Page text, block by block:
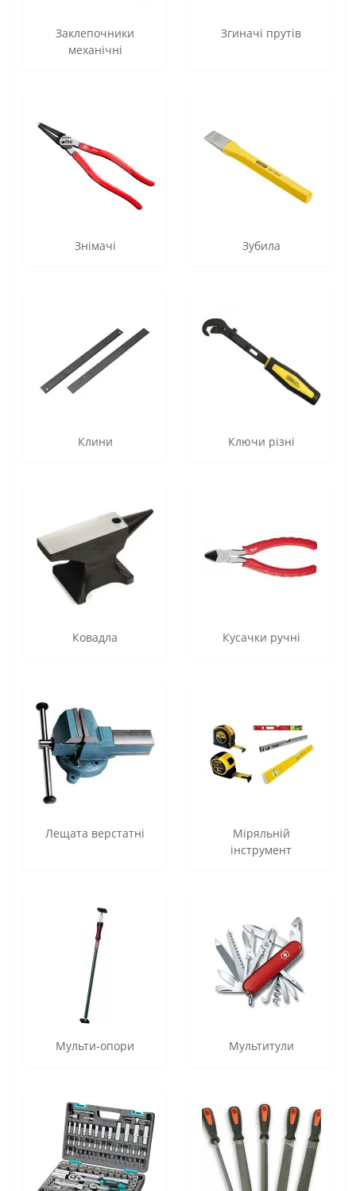
Заклепочники
механічні
Згиначі прутів
Знімачі Зубила
Клини Ключи різні
Ковадла Кусачки ручні
Лещата верстатні
Міряльній
інструмент
Мульти-опори Мультитули